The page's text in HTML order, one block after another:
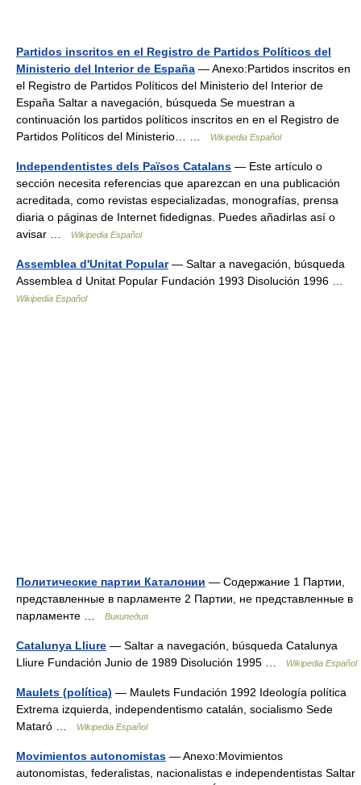
Partidos inscritos en el Registro de Partidos Políticos del
Ministerio del Interior de España — Anexo:Partidos inscritos en
el Registro de Partidos Políticos del Ministerio del Interior de
España Saltar a navegación, búsqueda Se muestran a
continuación los partidos políticos inscritos en en el Registro de
Partidos Políticos del Ministerio… …
Wikipedia Español
Independentistes dels Països Catalans — Este artículo o
sección necesita referencias que aparezcan en una publicación
acreditada, como revistas especializadas, monografías, prensa
diaria o páginas de Internet fidedignas. Puedes añadirlas así o
avisar …
Wikipedia Español
Assemblea d'Unitat Popular— Saltar a navegación, búsqueda
Assemblea d Unitat Popular Fundación 1993 Disolución 1996 …
Wikipedia Español
Политические партии Каталонии — Содержание 1 Партии,
представленные в парламенте 2 Партии, не представленные в
парламенте …
Википедия
Catalunya Lliure — Saltar a navegación, búsqueda Catalunya
Lliure Fundación Junio de 1989 Disolución 1995 …
Wikipedia Español
Maulets (política) — Maulets Fundación 1992 Ideología política
Extrema izquierda, independentismo catalán, socialismo Sede
Mataró …
Wikipedia Español
Movimientos autonomistas — Anexo:Movimientos
autonomistas, federalistas, nacionalistas e independentistas Saltar